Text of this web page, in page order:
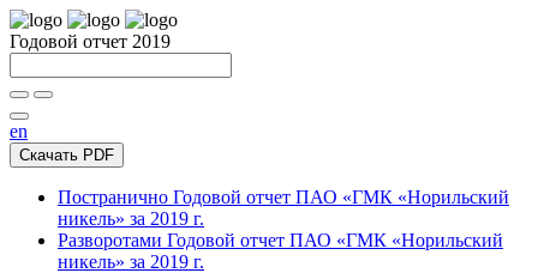
Годовой отчет 2019
en
Скачать PDF
Постранично Годовой отчет ПАО «ГМК «Норильский
никель» за 2019 г.
Разворотами Годовой отчет ПАО «ГМК «Норильский
никель» за 2019 г.